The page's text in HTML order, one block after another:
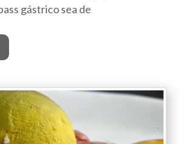
gástrico sea de